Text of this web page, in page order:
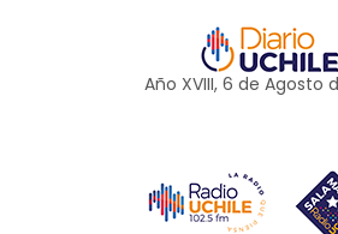
Año XVIII, 6 de Agosto